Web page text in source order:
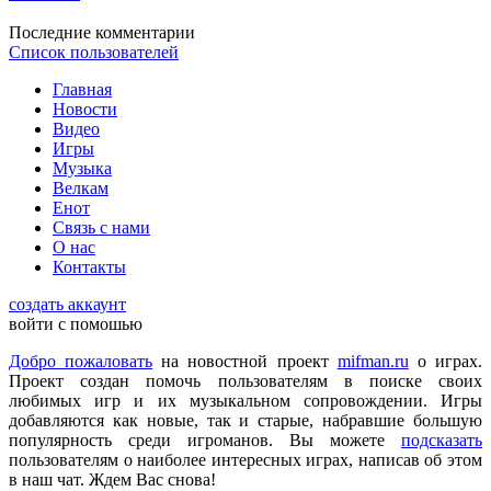
Palworld?
Checkmate:ometu
Что ты имеешь ввиду? На этом сайте игровые новости для
всех категорий людей, которые в той или иной форме
интересуются играми и геймерской индустрией в целом.
Mifman:
Цитата: lexafrog
Обновите, пожалуйста, игру Garry's Mod
Игра обновлена
Последние комментарии
Список пользователей
Главная
Новости
Видео
Игры
Музыка
Велкам
Енот
Связь с нами
О нас
Контакты
создать аккаунт
войти с помошью
Добро пожаловать на новостной проект mifman.ru о играх.
Проект создан помочь пользователям в поиске своих
любимых игр и их музыкальном сопровождении. Игры
добавляются как новые, так и старые, набравшие большую
популярность среди игроманов. Вы можете подсказать
пользователям о наиболее интересных играх, написав об этом
в наш чат. Ждем Вас снова!